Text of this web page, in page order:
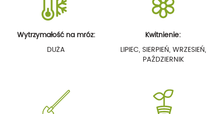
Wytrzymałość na mróz:
DUŻA
Kwitnienie:
LIPIEC, SIERPIEŃ, WRZESIEŃ,
PAŹDZIERNIK